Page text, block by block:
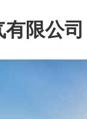
限公司